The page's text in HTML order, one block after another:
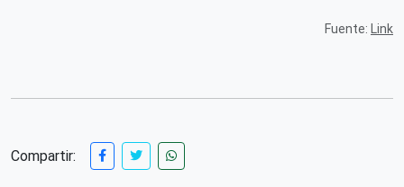
Fuente: Link
Compartir: